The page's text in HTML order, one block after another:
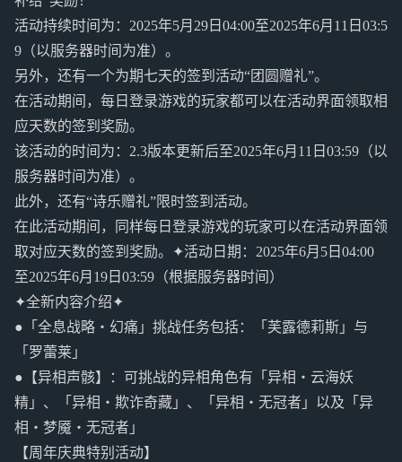
活动持续时间为：2025年5月29日04:00至2025年6月11日03:5
9（以服务器时间为准）。
另外，还有一个为期七天的签到活动“团圆赠礼”。
在活动期间，每日登录游戏的玩家都可以在活动界面领取相
应天数的签到奖励。
该活动的时间为：2.3版本更新后至2025年6月11日03:59（以
服务器时间为准）。
此外，还有“诗乐赠礼”限时签到活动。
在此活动期间，同样每日登录游戏的玩家可以在活动界面领
取对应天数的签到奖励。✦活动日期：2025年6月5日04:00
至2025年6月19日03:59（根据服务器时间）
✦全新内容介绍✦
●「全息战略・幻痛」挑战任务包括：「芙露德莉斯」与
「罗蕾莱」
●【异相声骸】：可挑战的异相角色有「异相・云海妖
精」、「异相・欺诈奇藏」、「异相・无冠者」以及「异
相・梦魇・无冠者」
【周年庆典特别活动】